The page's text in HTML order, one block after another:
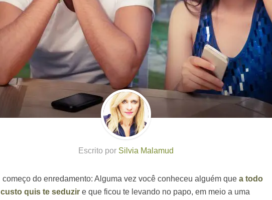
Escrito por Silvia Malamud
começo do enredamento: Alguma vez você conheceu alguém que a todo
custo quis te seduzir e que ficou te levando no papo, em meio a uma